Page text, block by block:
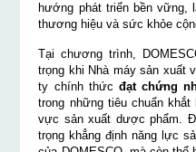
hướng phát triển bền vững,
thương hiệu và sức khỏe
Tại chương trình,
trọng khi Nhà máy sản xuất
ty chính thức đạt chứng
trong những tiêu chuẩn
vực sản xuất dược phẩm.
trọng khẳng định năng lực